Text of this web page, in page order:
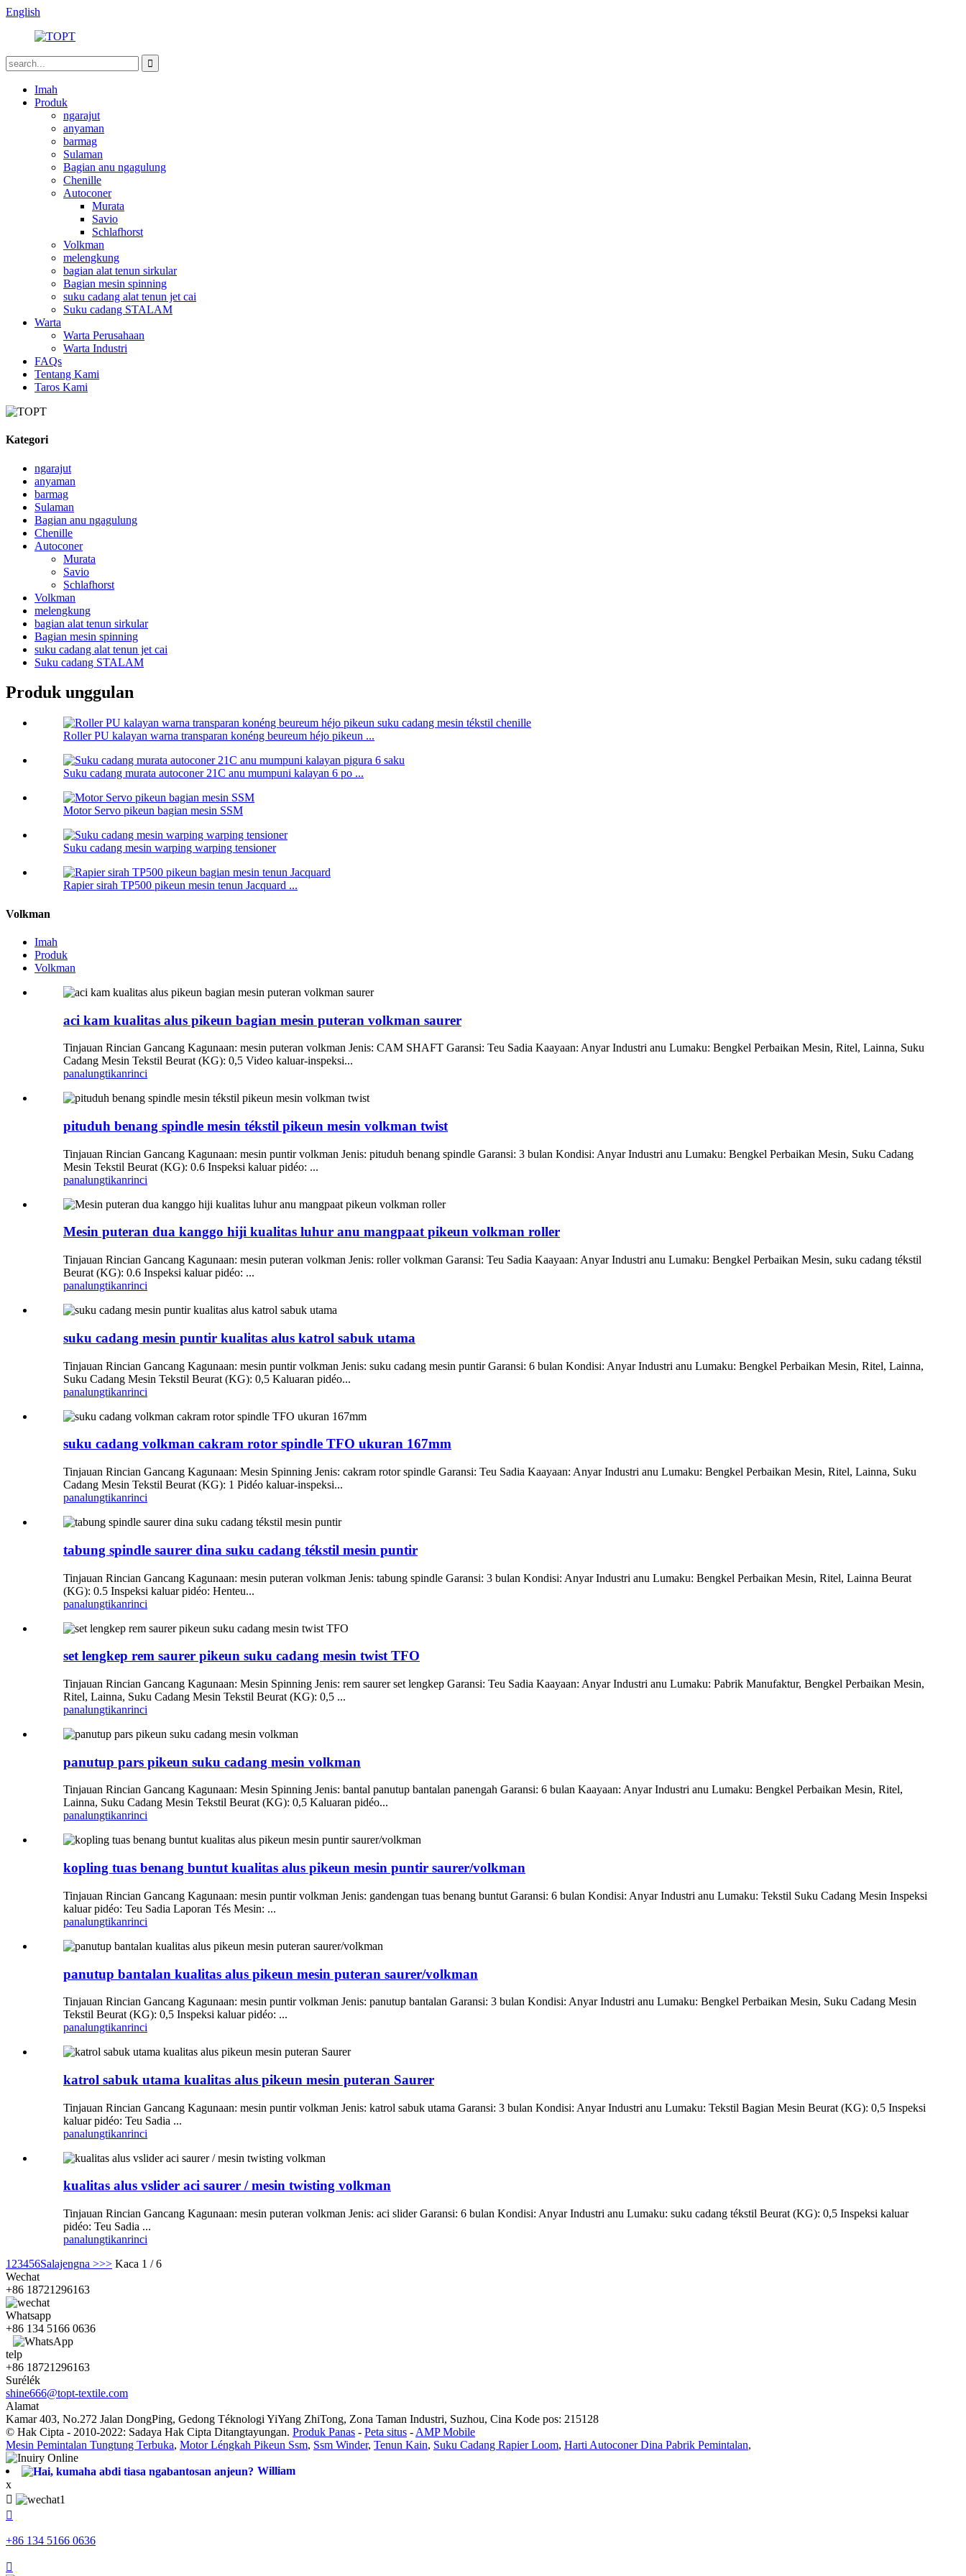
English
Imah
Produk
ngarajut
anyaman
barmag
Sulaman
Bagian anu ngagulung
Chenille
Autoconer
Murata
Savio
Schlafhorst
Volkman
melengkung
bagian alat tenun sirkular
Bagian mesin spinning
suku cadang alat tenun jet cai
Suku cadang STALAM
Warta
Warta Perusahaan
Warta Industri
FAQs
Tentang Kami
Taros Kami
Kategori
ngarajut
anyaman
barmag
Sulaman
Bagian anu ngagulung
Chenille
Autoconer
Murata
Savio
Schlafhorst
Volkman
melengkung
bagian alat tenun sirkular
Bagian mesin spinning
suku cadang alat tenun jet cai
Suku cadang STALAM
Produk unggulan
Roller PU kalayan warna transparan konéng beureum héjo pikeun ...
Suku cadang murata autoconer 21C anu mumpuni kalayan 6 po ...
Motor Servo pikeun bagian mesin SSM
Suku cadang mesin warping warping tensioner
Rapier sirah TP500 pikeun mesin tenun Jacquard ...
Volkman
Imah
Produk
Volkman
aci kam kualitas alus pikeun bagian mesin puteran volkman saurer
Tinjauan Rincian Gancang Kagunaan: mesin puteran volkman Jenis: CAM SHAFT Garansi: Teu Sadia Kaayaan: Anyar Industri anu Lumaku: Bengkel Perbaikan Mesin, Ritel, Lainna, Suku
Cadang Mesin Tekstil Beurat (KG): 0,5 Video kaluar-inspeksi...
panalungtikanrinci
pituduh benang spindle mesin tékstil pikeun mesin volkman twist
Tinjauan Rincian Gancang Kagunaan: mesin puntir volkman Jenis: pituduh benang spindle Garansi: 3 bulan Kondisi: Anyar Industri anu Lumaku: Bengkel Perbaikan Mesin, Suku Cadang
Mesin Tekstil Beurat (KG): 0.6 Inspeksi kaluar pidéo: ...
panalungtikanrinci
Mesin puteran dua kanggo hiji kualitas luhur anu mangpaat pikeun volkman roller
Tinjauan Rincian Gancang Kagunaan: mesin puteran volkman Jenis: roller volkman Garansi: Teu Sadia Kaayaan: Anyar Industri anu Lumaku: Bengkel Perbaikan Mesin, suku cadang tékstil
Beurat (KG): 0.6 Inspeksi kaluar pidéo: ...
panalungtikanrinci
suku cadang mesin puntir kualitas alus katrol sabuk utama
Tinjauan Rincian Gancang Kagunaan: mesin puntir volkman Jenis: suku cadang mesin puntir Garansi: 6 bulan Kondisi: Anyar Industri anu Lumaku: Bengkel Perbaikan Mesin, Ritel, Lainna,
Suku Cadang Mesin Tekstil Beurat (KG): 0,5 Kaluaran pidéo...
panalungtikanrinci
suku cadang volkman cakram rotor spindle TFO ukuran 167mm
Tinjauan Rincian Gancang Kagunaan: Mesin Spinning Jenis: cakram rotor spindle Garansi: Teu Sadia Kaayaan: Anyar Industri anu Lumaku: Bengkel Perbaikan Mesin, Ritel, Lainna, Suku
Cadang Mesin Tekstil Beurat (KG): 1 Pidéo kaluar-inspeksi...
panalungtikanrinci
tabung spindle saurer dina suku cadang tékstil mesin puntir
Tinjauan Rincian Gancang Kagunaan: mesin puteran volkman Jenis: tabung spindle Garansi: 3 bulan Kondisi: Anyar Industri anu Lumaku: Bengkel Perbaikan Mesin, Ritel, Lainna Beurat
(KG): 0.5 Inspeksi kaluar pidéo: Henteu...
panalungtikanrinci
set lengkep rem saurer pikeun suku cadang mesin twist TFO
Tinjauan Rincian Gancang Kagunaan: Mesin Spinning Jenis: rem saurer set lengkep Garansi: Teu Sadia Kaayaan: Anyar Industri anu Lumaku: Pabrik Manufaktur, Bengkel Perbaikan Mesin,
Ritel, Lainna, Suku Cadang Mesin Tekstil Beurat (KG): 0,5 ...
panalungtikanrinci
panutup pars pikeun suku cadang mesin volkman
Tinjauan Rincian Gancang Kagunaan: Mesin Spinning Jenis: bantal panutup bantalan panengah Garansi: 6 bulan Kaayaan: Anyar Industri anu Lumaku: Bengkel Perbaikan Mesin, Ritel,
Lainna, Suku Cadang Mesin Tekstil Beurat (KG): 0,5 Kaluaran pidéo...
panalungtikanrinci
kopling tuas benang buntut kualitas alus pikeun mesin puntir saurer/volkman
Tinjauan Rincian Gancang Kagunaan: mesin puntir volkman Jenis: gandengan tuas benang buntut Garansi: 6 bulan Kondisi: Anyar Industri anu Lumaku: Tekstil Suku Cadang Mesin Inspeksi
kaluar pidéo: Teu Sadia Laporan Tés Mesin: ...
panalungtikanrinci
panutup bantalan kualitas alus pikeun mesin puteran saurer/volkman
Tinjauan Rincian Gancang Kagunaan: mesin puntir volkman Jenis: panutup bantalan Garansi: 3 bulan Kondisi: Anyar Industri anu Lumaku: Bengkel Perbaikan Mesin, Suku Cadang Mesin
Tekstil Beurat (KG): 0,5 Inspeksi kaluar pidéo: ...
panalungtikanrinci
katrol sabuk utama kualitas alus pikeun mesin puteran Saurer
Tinjauan Rincian Gancang Kagunaan: mesin puntir volkman Jenis: katrol sabuk utama Garansi: 3 bulan Kondisi: Anyar Industri anu Lumaku: Tekstil Bagian Mesin Beurat (KG): 0,5 Inspeksi
kaluar pidéo: Teu Sadia ...
panalungtikanrinci
kualitas alus vslider aci saurer / mesin twisting volkman
Tinjauan Rincian Gancang Kagunaan: mesin puteran volkman Jenis: aci slider Garansi: 6 bulan Kondisi: Anyar Industri anu Lumaku: suku cadang tékstil Beurat (KG): 0,5 Inspeksi kaluar
pidéo: Teu Sadia ...
panalungtikanrinci
1 23456Salajengna >>> Kaca 1 / 6
Wechat
+86 18721296163
Whatsapp
+86 134 5166 0636
telp
+86 18721296163
Surélék
shine666@topt-textile.com
Alamat
Kamar 403, No.272 Jalan DongPing, Gedong Téknologi YiYang ZhiTong, Zona Taman Industri, Suzhou, Cina Kode pos: 215128
© Hak Cipta - 2010-2022: Sadaya Hak Cipta Ditangtayungan. Produk Panas - Peta situs - AMP Mobile
Mesin Pemintalan Tungtung Terbuka, Motor Léngkah Pikeun Ssm, Ssm Winder, Tenun Kain, Suku Cadang Rapier Loom, Harti Autoconer Dina Pabrik Pemintalan,
William
x


+86 134 5166 0636
